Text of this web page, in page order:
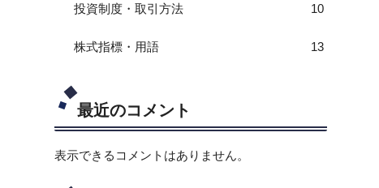
投資制度・取引方法 10
株式指標・用語 13
最近のコメント
表示できるコメントはありません。